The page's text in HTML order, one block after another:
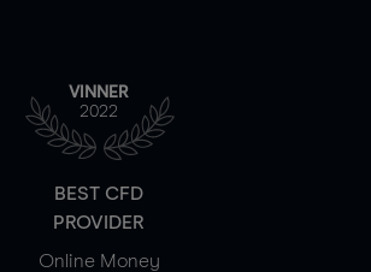
VINNER
2022
BEST CFD
PROVIDER
Online Money